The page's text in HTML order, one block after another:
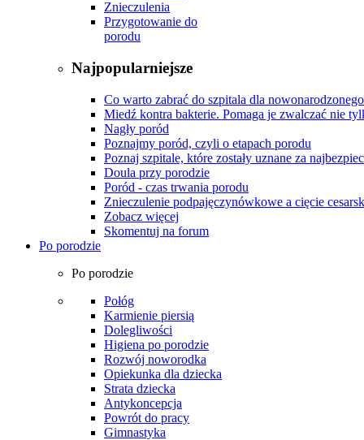
Znieczulenia
Przygotowanie do
porodu
Najpopularniejsze
Co warto zabrać do szpitala dla
Miedź kontra bakterie. Pomaga je zwalczać nie
Nagły poród
Poznajmy poród, czyli o etapach porodu
Poznaj szpitale, które zostały uznane za
Doula przy porodzie
Poród - czas trwania porodu
Znieczulenie podpajęczynówkowe a cięcie
Zobacz więcej
Skomentuj na forum
Po porodzie
Po porodzie
Połóg
Karmienie piersią
Dolegliwości
Higiena po porodzie
Rozwój noworodka
Opiekunka dla dziecka
Strata dziecka
Antykoncepcja
Powrót do pracy
Gimnastyka